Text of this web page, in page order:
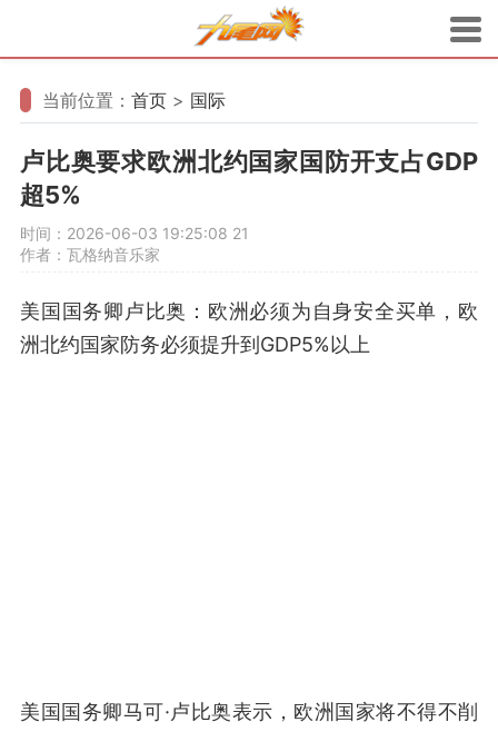
当前位置： 首页 > 国际
卢比奥要求欧洲北约国家国防开支占GDP
超5%
时间：2026-06-03 19:25:08 21
作者：瓦格纳音乐家
美国国务卿卢比奥：欧洲必须为自身安全买单，欧
洲北约国家防务必须提升到GDP5%以上
美国国务卿马可·卢比奥表示，欧洲国家将不得不削